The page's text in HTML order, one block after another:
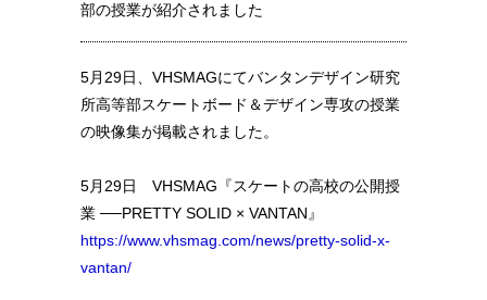
部の授業が紹介されました
5月29日、VHSMAGにてバンタンデザイン研究
所高等部スケートボード＆デザイン専攻の授業
の映像集が掲載されました。
5月29日 VHSMAG『スケートの高校の公開授
業 ──PRETTY SOLID × VANTAN』
https://www.vhsmag.com/news/pretty-solid-x-
vantan/